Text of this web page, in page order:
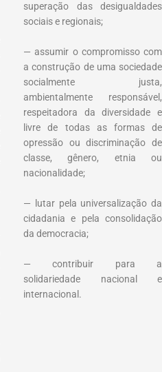
superação das desigualdades
sociais e regionais;
— assumir o compromisso com
a construção de uma sociedade
socialmente justa,
ambientalmente responsável,
respeitadora da diversidade e
livre de todas as formas de
opressão ou discriminação de
classe, gênero, etnia ou
nacionalidade;
— lutar pela universalização da
cidadania e pela consolidação
da democracia;
— contribuir para a
solidariedade nacional e
internacional.